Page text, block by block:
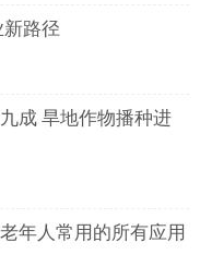
新路径
成 旱地作物播种进
年人常用的所有应用